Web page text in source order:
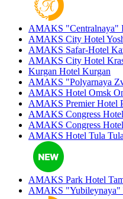
AMAKS "Centralnaya"
AMAKS City Hotel
AMAKS Safar-Hotel
AMAKS City Hotel
Kurgan Hotel Kurgan
AMAKS "Polyarnaya
AMAKS Hotel Omsk
AMAKS Premier Hotel
AMAKS Congress Hotel
AMAKS Congress Hotel
AMAKS Hotel Tula Tula
AMAKS Park Hotel
AMAKS "Yubileynaya"